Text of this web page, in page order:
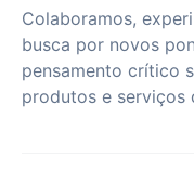
Colaboramos,
busca por novos
pensamento crítico
produtos e serviços